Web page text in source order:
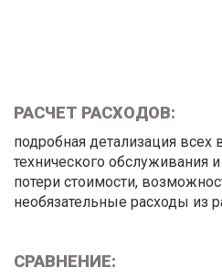
РАСЧЕТ РАСХОДОВ:
подробная детализация всех
технического обслуживания
потери стоимости,
необязательные расходы из
СРАВНЕНИЕ: